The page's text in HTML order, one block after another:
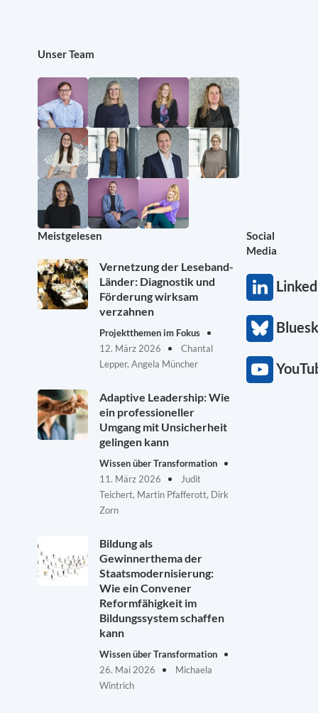
Unser Team
Meistgelesen
Vernetzung der Leseband-
Länder: Diagnostik und
Förderung wirksam
verzahnen
Projektthemen im Fokus
12. März 2026
Chantal
Lepper, Angela Müncher
Adaptive Leadership: Wie
ein professioneller
Umgang mit Unsicherheit
gelingen kann
Wissen über Transformation
11. März 2026
Judit
Teichert, Martin Pfafferott, Dirk
Zorn
Bildung als
Gewinnerthema der
Staatsmodernisierung:
Wie ein Convener
Reformfähigkeit im
Bildungssystem schaffen
kann
Wissen über Transformation
26. Mai 2026
Michaela
Wintrich
Social
Media